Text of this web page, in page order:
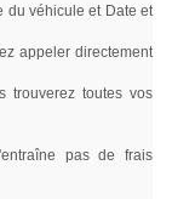
véhicule et Date et
appeler directement
toutes vos
pas de frais